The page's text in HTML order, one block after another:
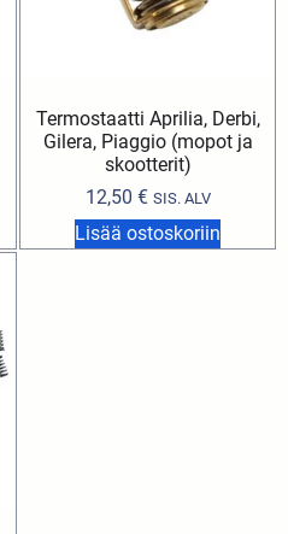
Termostaatti Aprilia, Derbi,
Gilera, Piaggio (mopot ja
skootterit)
12,50 € SIS. ALV
Lisää ostoskoriin